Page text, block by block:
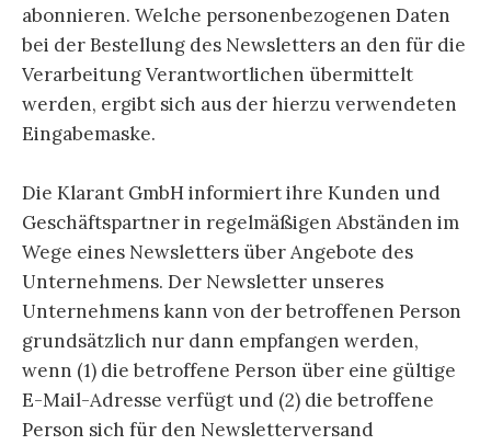
abonnieren. Welche personenbezogenen Daten
bei der Bestellung des Newsletters an den für die
Verarbeitung Verantwortlichen übermittelt
werden, ergibt sich aus der hierzu verwendeten
Eingabemaske.
Die Klarant GmbH informiert ihre Kunden und
Geschäftspartner in regelmäßigen Abständen im
Wege eines Newsletters über Angebote des
Unternehmens. Der Newsletter unseres
Unternehmens kann von der betroffenen Person
grundsätzlich nur dann empfangen werden,
wenn (1) die betroffene Person über eine gültige
E-Mail-Adresse verfügt und (2) die betroffene
Person sich für den Newsletterversand